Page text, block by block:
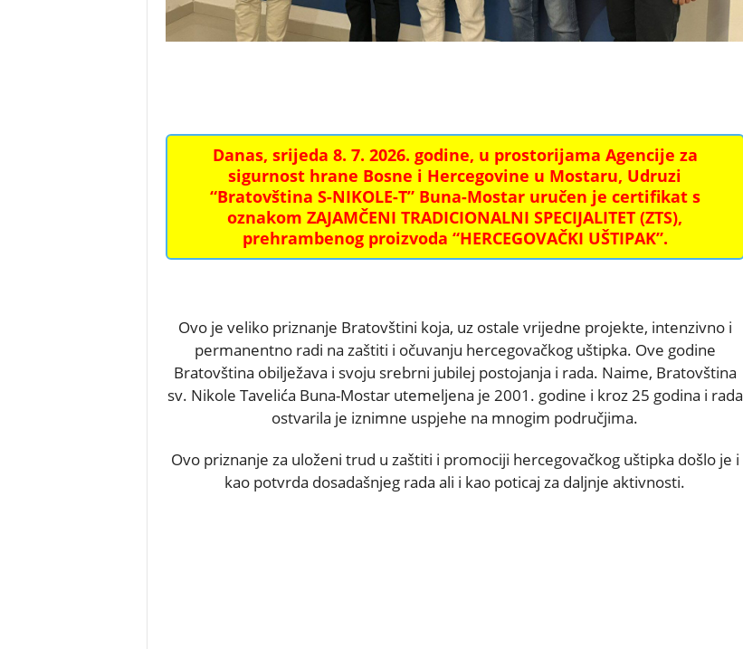
Danas, srijeda 8. 7. 2026. godine, u prostorijama Agencije za
sigurnost hrane Bosne i Hercegovine u Mostaru, Udruzi
“Bratovština S-NIKOLE-T” Buna-Mostar uručen je certifikat s
oznakom ZAJAMČENI TRADICIONALNI SPECIJALITET (ZTS),
prehrambenog proizvoda “HERCEGOVAČKI UŠTIPAK”.
Ovo je veliko priznanje Bratovštini koja, uz ostale vrijedne projekte, intenzivno i
permanentno radi na zaštiti i očuvanju hercegovačkog uštipka. Ove godine
Bratovština obilježava i svoju srebrni jubilej postojanja i rada. Naime, Bratovština
sv. Nikole Tavelića Buna-Mostar utemeljena je 2001. godine i kroz 25 godina i rada
ostvarila je iznimne uspjehe na mnogim područjima.
Ovo priznanje za uloženi trud u zaštiti i promociji hercegovačkog uštipka došlo je i
kao potvrda dosadašnjeg rada ali i kao poticaj za daljnje aktivnosti.